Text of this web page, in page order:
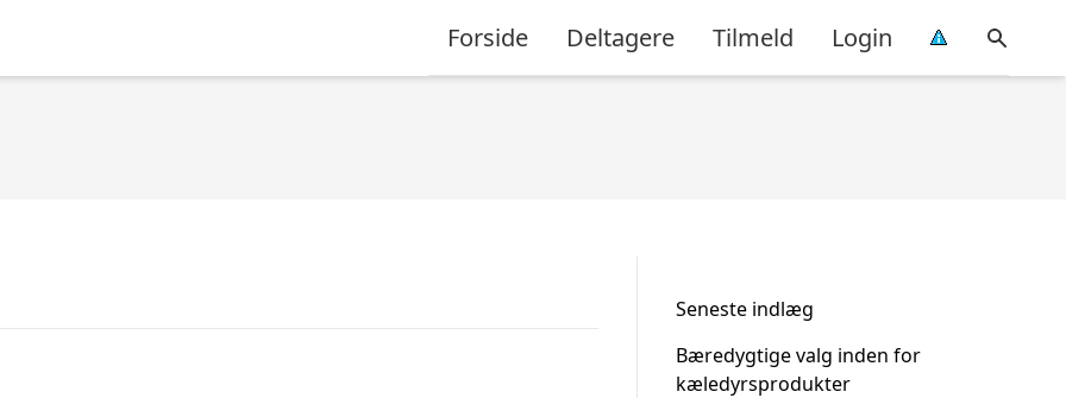
Forside Deltagere Tilmeld Login
Seneste indlæg
Bæredygtige valg inden for
kæledyrsprodukter